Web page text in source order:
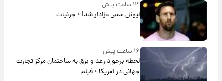
۱۳ ساعت پیش
لیونل مسی عزادار شد! + جزئیات
۱۶ ساعت پیش
لحظه برخورد رعد و برق به ساختمان مرکز تجارت
جهانی در آمریکا + فیلم